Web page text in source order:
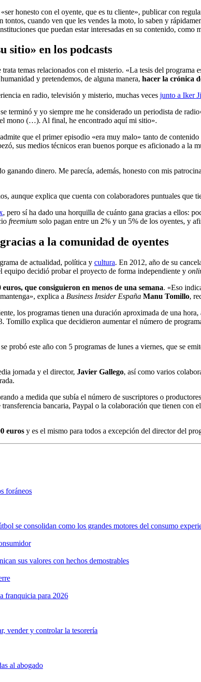
«ser honesto con el oyente, que es tu cliente», publicar con
tontos, cuando ven que les vendes la moto, lo saben y
que puedan estar interesadas en su contenido,
sitio» en los podcasts
trata temas relacionados con el misterio. «La tesis del programa
y pretendemos, de alguna manera, hacer la crónica
en radio, televisión y misterio, muchas veces junto a Iker
terminó y yo siempre me he considerado un periodista de
el mono (…). Al final, he encontrado aquí mi sitio».
que el primer episodio «era muy malo» tanto de
sus medios técnicos eran buenos porque es aficionado a la
dinero. Me parecía, además, honesto con mis
aunque explica que cuenta con colaboradores puntuales que
, pero sí ha dado una horquilla de cuánto gana gracias a ellos:
freemium solo pagan entre un 2% y un 5% de los oyentes, y
a la comunidad de oyentes
de actualidad, política y cultura. En 2012, año de su
equipo decidió probar el proyecto de forma independiente y
que consiguieron en menos de una semana. «Eso
explica a Business Insider España Manu Tomillo,
los programas tienen una duración aproximada de una
Tomillo explica que decidieron aumentar el número de
probó este año con 5 programas de lunes a viernes, que se
jornada y el director, Javier Gallego, así como varios
a medida que subía el número de suscriptores o
bancaria, Paypal o la colaboración que tienen
euros y es el mismo para todos a excepción del director del
foráneos
se consolidan como los grandes motores del consumo
sus valores con hechos demostrables
franquicia para 2026
vender y controlar la tesorería
al abogado